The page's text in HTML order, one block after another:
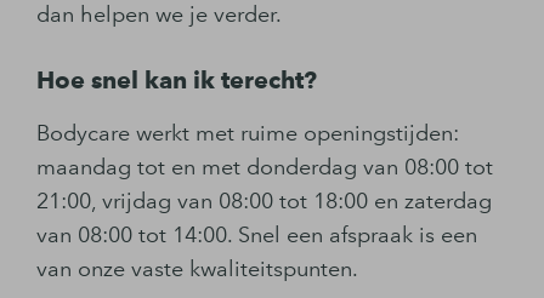
dan helpen we je verder.
Hoe snel kan ik terecht?
Bodycare werkt met ruime openingstijden:
maandag tot en met donderdag van 08:00 tot
21:00, vrijdag van 08:00 tot 18:00 en zaterdag
van 08:00 tot 14:00. Snel een afspraak is een
van onze vaste kwaliteitspunten.